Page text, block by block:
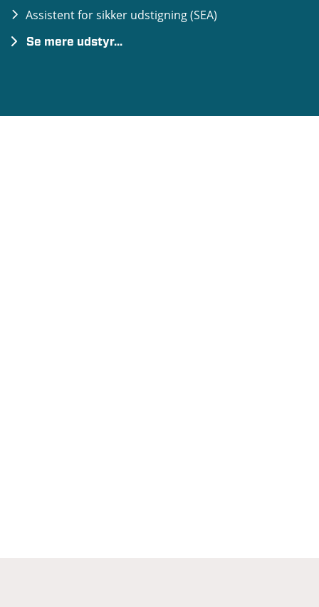
Assistent for sikker udstigning (SEA)
Se mere udstyr...